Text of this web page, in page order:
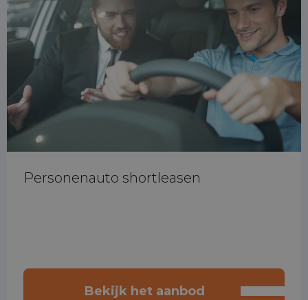
Personenauto shortleasen
Bekijk het aanbod